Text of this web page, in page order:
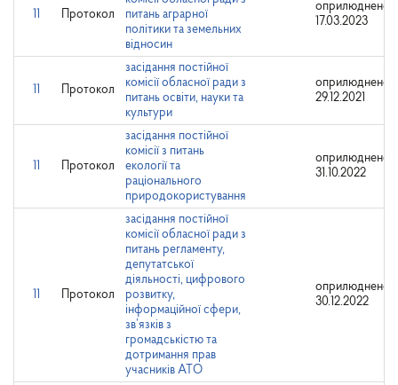
Протокол
питань аграрної
політики та земельних
відносин
оприлюднено:
17.03.2023
Протокол
засідання постійної
комісії обласної ради з
питань освіти, науки та
культури
оприлюднено:
29.12.2021
Протокол
засідання постійної
комісії з питань
екології та
раціонального
природокористування
оприлюднено:
31.10.2022
Протокол
засідання постійної
комісії обласної ради з
питань регламенту,
депутатської
діяльності, цифрового
розвитку,
інформаційної сфери,
зв’язків з
громадськістю та
дотримання прав
учасників АТО
оприлюднено:
30.12.2022